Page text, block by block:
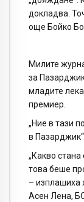
докладва.
още Бойко
Милите
за
младите
премиер.
„Ние в тази
в
„Какво
това беше
– изплашиха
Асен Лена,